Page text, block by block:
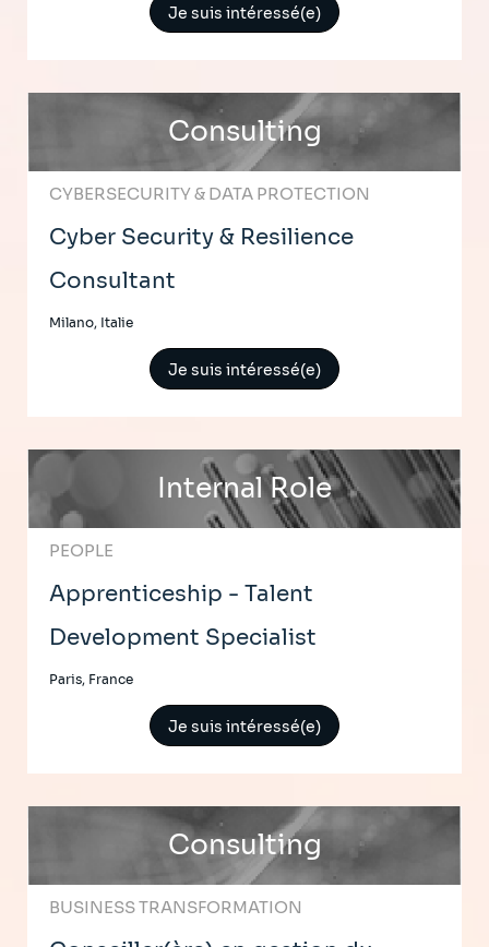
Je suis intéressé(e)
Consulting
CYBERSECURITY & DATA PROTECTION
Cyber Security & Resilience
Consultant
Milano, Italie
Je suis intéressé(e)
Internal Role
PEOPLE
Apprenticeship - Talent
Development Specialist
Paris, France
Je suis intéressé(e)
Consulting
BUSINESS TRANSFORMATION